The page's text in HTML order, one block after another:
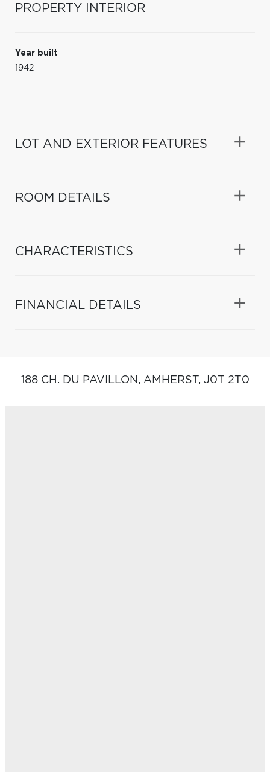
PROPERTY INTERIOR
Year built
1942
LOT AND EXTERIOR FEATURES
ROOM DETAILS
CHARACTERISTICS
FINANCIAL DETAILS
188 CH. DU PAVILLON, AMHERST, J0T 2T0